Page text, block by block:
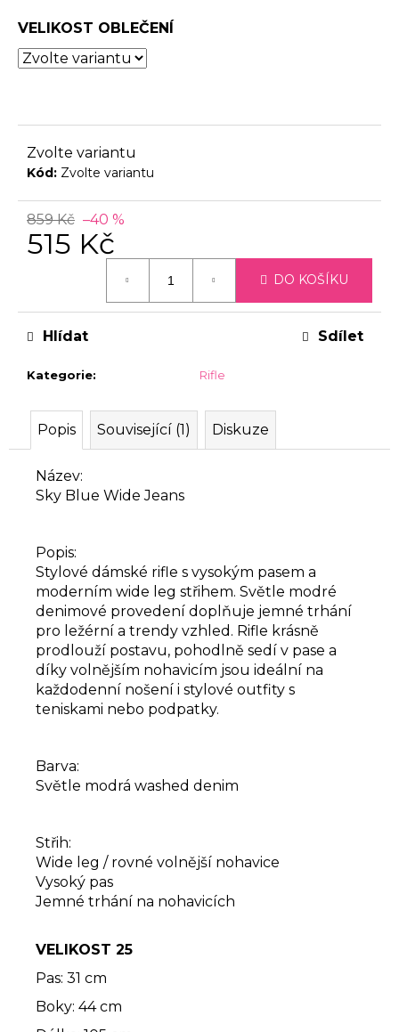
z
hvězdiček.
VELIKOST OBLEČENÍ
Zvolte variantu
Kód: Zvolte variantu
859 Kč –40 %
515 Kč
DO KOŠÍKU
Kategorie: Rifle
Hlídat Sdílet
Popis Související (1) Diskuze
Název:
Sky Blue Wide Jeans
Popis:
Stylové dámské rifle s vysokým pasem a
moderním wide leg střihem. Světle modré
denimové provedení doplňuje jemné trhání
pro ležérní a trendy vzhled. Rifle krásně
prodlouží postavu, pohodlně sedí v pase a
díky volnějším nohavicím jsou ideální na
každodenní nošení i stylové outfity s
teniskami nebo podpatky.
Barva:
Světle modrá washed denim
Střih:
Wide leg / rovné volnější nohavice
Vysoký pas
Jemné trhání na nohavicích
VELIKOST 25
Pas: 31 cm
Boky: 44 cm
u
j
e